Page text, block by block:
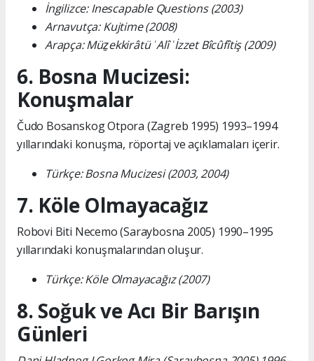
İngilizce: Inescapable Questions (2003)
Arnavutça: Kujtime (2008)
Arapça: Müẕekkirâtü ʿAlî ʿİzzet Bîcûfîtiş (2009)
6. Bosna Mucizesi:
Konuşmalar
Čudo Bosanskog Otpora (Zagreb 1995) 1993–1994
yıllarındaki konuşma, röportaj ve açıklamaları içerir.
Türkçe: Bosna Mucizesi (2003, 2004)
7. Köle Olmayacağız
Robovi Biti Necemo (Saraybosna 2005) 1990–1995
yıllarındaki konuşmalarından oluşur.
Türkçe: Köle Olmayacağız (2007)
8. Soğuk ve Acı Bir Barışın
Günleri